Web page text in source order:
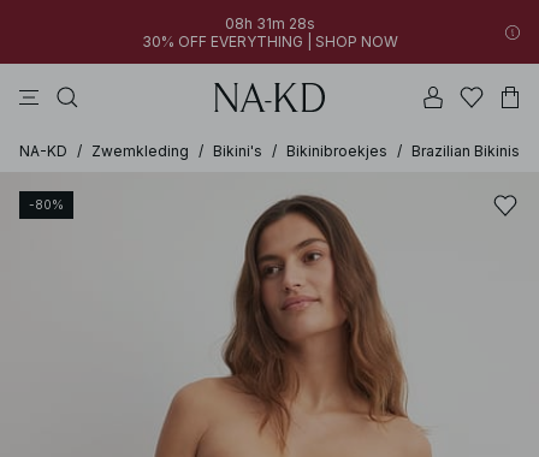
08h 31m 28s
30% OFF EVERYTHING | SHOP NOW
NA-KD / Zwemkleding / Bikini's / Bikinibroekjes / Brazilian Bikinis
-80%